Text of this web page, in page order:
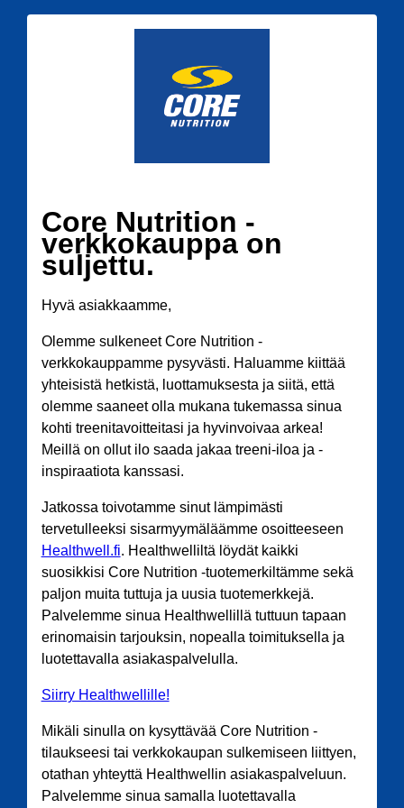
Core Nutrition -
verkkokauppa on
suljettu.
Hyvä asiakkaamme,
Olemme sulkeneet Core Nutrition -
verkkokauppamme pysyvästi. Haluamme kiittää
yhteisistä hetkistä, luottamuksesta ja siitä, että
olemme saaneet olla mukana tukemassa sinua
kohti treenitavoitteitasi ja hyvinvoivaa arkea!
Meillä on ollut ilo saada jakaa treeni-iloa ja -
inspiraatiota kanssasi.
Jatkossa toivotamme sinut lämpimästi
tervetulleeksi sisarmyymäläämme osoitteeseen
Healthwell.fi. Healthwelliltä löydät kaikki
suosikkisi Core Nutrition -tuotemerkiltämme sekä
paljon muita tuttuja ja uusia tuotemerkkejä.
Palvelemme sinua Healthwellillä tuttuun tapaan
erinomaisin tarjouksin, nopealla toimituksella ja
luotettavalla asiakaspalvelulla.
Siirry Healthwellille!
Mikäli sinulla on kysyttävää Core Nutrition -
tilaukseesi tai verkkokaupan sulkemiseen liittyen,
otathan yhteyttä Healthwellin asiakaspalveluun.
Palvelemme sinua samalla luotettavalla